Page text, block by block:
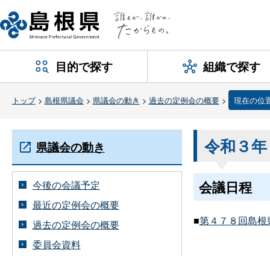
目的で探す 組織で探す
トップ> 島根県議会 > 県議会の動き > 過去の定例会の概要> 現在の位
令和３
会議日程
■第４７８回島
県議会の動き
今後の会議予定
最近の定例会の概要
過去の定例会の概要
委員会資料